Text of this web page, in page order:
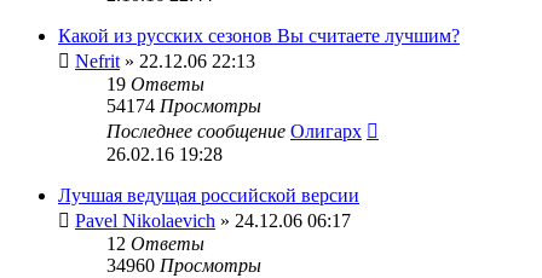
Какой из русских сезонов Вы считаете лучшим?
Nefrit » 22.12.06 22:13
19 Ответы
54174 Просмотры
Последнее сообщение Олигарх
26.02.16 19:28
Лучшая ведущая российской версии
Pavel Nikolaevich » 24.12.06 06:17
12 Ответы
34960 Просмотры